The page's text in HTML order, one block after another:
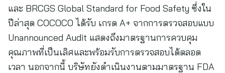
และ BRCGS Global Standard for Food Safety ซึ่งใน
ปีล่าสุด COCOCO ได้รับ เกรด A+ จากการตรวจสอบแบบ
Unannounced Audit แสดงถึงมาตรฐานการควบคุม
คุณภาพที่เป็นเลิศและพร้อมรับการตรวจสอบได้ตลอด
เวลา นอกจากนี้ บริษัทยังดำเนินงานตามมาตรฐาน FDA